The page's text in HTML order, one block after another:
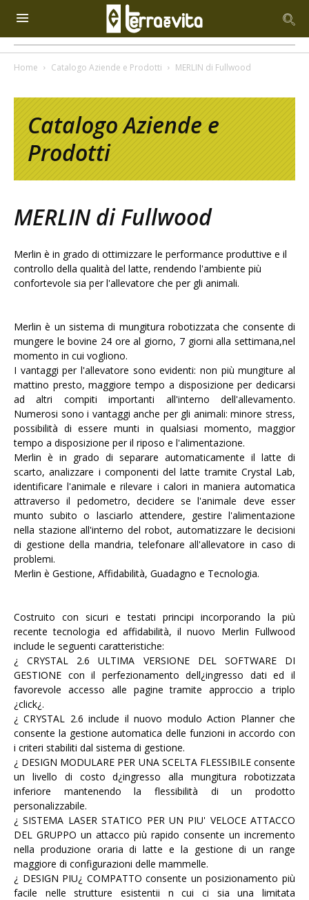
Home Catalogo Aziende e Prodotti MERLIN di Fullwood
Catalogo Aziende e
Prodotti
MERLIN di Fullwood
Merlin è in grado di ottimizzare le performance produttive e il
controllo della qualità del latte, rendendo l'ambiente più
confortevole sia per l'allevatore che per gli animali.
Merlin è un sistema di mungitura robotizzata che consente di
mungere le bovine 24 ore al giorno, 7 giorni alla settimana,nel
momento in cui vogliono.
I vantaggi per l'allevatore sono evidenti: non più mungiture al
mattino presto, maggiore tempo a disposizione per dedicarsi
ad altri compiti importanti all'interno dell'allevamento.
Numerosi sono i vantaggi anche per gli animali: minore stress,
possibilità di essere munti in qualsiasi momento, maggior
tempo a disposizione per il riposo e l'alimentazione.
Merlin è in grado di separare automaticamente il latte di
scarto, analizzare i componenti del latte tramite Crystal Lab,
identificare l'animale e rilevare i calori in maniera automatica
attraverso il pedometro, decidere se l'animale deve esser
munto subito o lasciarlo attendere, gestire l'alimentazione
nella stazione all'interno del robot, automatizzare le decisioni
di gestione della mandria, telefonare all'allevatore in caso di
problemi.
Merlin è Gestione, Affidabilità, Guadagno e Tecnologia.
Costruito con sicuri e testati principi incorporando la più
recente tecnologia ed affidabilità, il nuovo Merlin Fullwood
include le seguenti caratteristiche:
¿ CRYSTAL 2.6 ULTIMA VERSIONE DEL SOFTWARE DI
GESTIONE con il perfezionamento dell¿ingresso dati ed il
favorevole accesso alle pagine tramite approccio a triplo
¿click¿.
¿ CRYSTAL 2.6 include il nuovo modulo Action Planner che
consente la gestione automatica delle funzioni in accordo con
i criteri stabiliti dal sistema di gestione.
¿ DESIGN MODULARE PER UNA SCELTA FLESSIBILE consente
un livello di costo d¿ingresso alla mungitura robotizzata
inferiore mantenendo la flessibilità di un prodotto
personalizzabile.
¿ SISTEMA LASER STATICO PER UN PIU' VELOCE ATTACCO
DEL GRUPPO un attacco più rapido consente un incremento
nella produzione oraria di latte e la gestione di un range
maggiore di configurazioni delle mammelle.
¿ DESIGN PIU¿ COMPATTO consente un posizionamento più
facile nelle strutture esistentii n cui ci sia una limitata